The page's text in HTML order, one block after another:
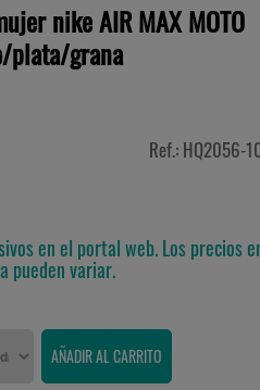
nike AIR MAX MOTO
plata/grana
Ref.: HQ2056-
en el portal web. Los precios
pueden variar.